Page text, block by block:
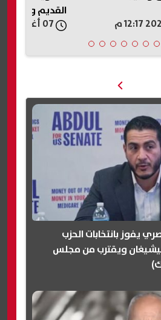
للسلام
يفوز بانتخابات الحزب
ويقترب من مجلس